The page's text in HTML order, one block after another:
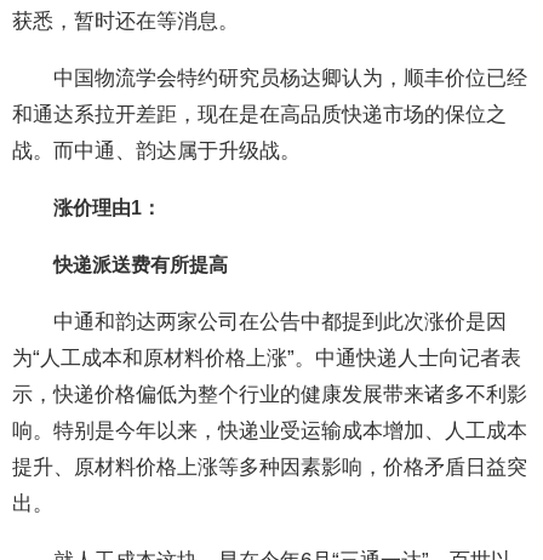
获悉，暂时还在等消息。
中国物流学会特约研究员杨达卿认为，顺丰价位已经
和通达系拉开差距，现在是在高品质快递市场的保位之
战。而中通、韵达属于升级战。
涨价理由1：
快递派送费有所提高
中通和韵达两家公司在公告中都提到此次涨价是因
为“人工成本和原材料价格上涨”。中通快递人士向记者表
示，快递价格偏低为整个行业的健康发展带来诸多不利影
响。特别是今年以来，快递业受运输成本增加、人工成本
提升、原材料价格上涨等多种因素影响，价格矛盾日益突
出。